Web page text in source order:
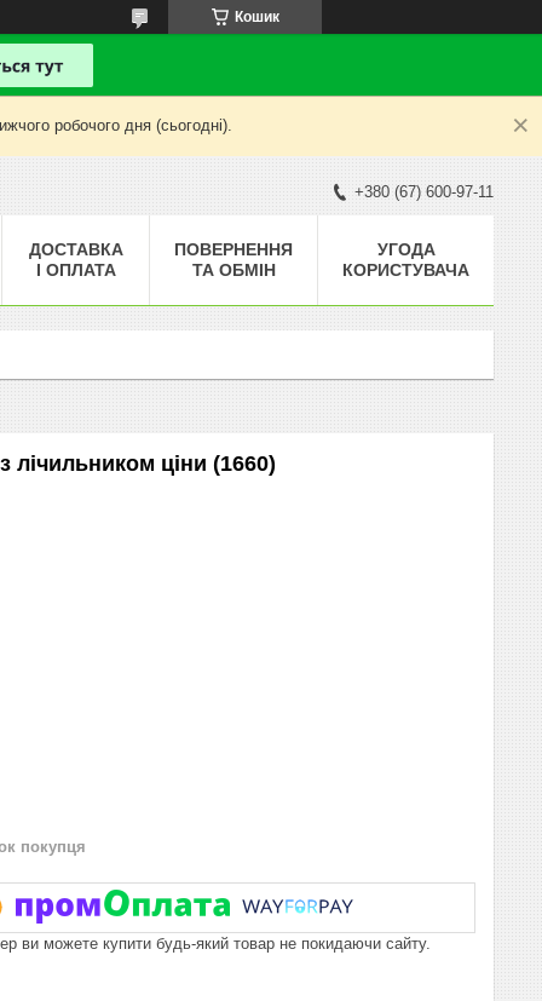
Кошик
робочого дня (сьогодні).
+380 (67) 600-97-11
ДОСТАВКА
І ОПЛАТА
ПОВЕРНЕННЯ
ТА ОБМІН
УГОДА
КОРИСТУВАЧА
лічильником ціни (1660)
покупця
ви можете купити будь-який товар не покидаючи сайту.